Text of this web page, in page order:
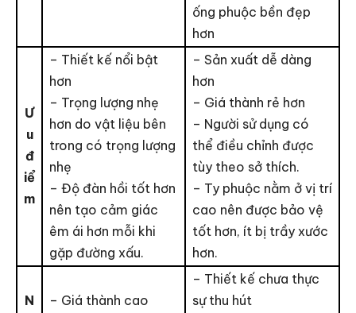
ống phuộc bền đẹp
hơn
Ư
u
đ
iể
m
– Thiết kế nổi bật
hơn
– Trọng lượng nhẹ
hơn do vật liệu bên
trong có trọng lượng
nhẹ
– Độ đàn hồi tốt hơn
nên tạo cảm giác
êm ái hơn mỗi khi
gặp đường xấu.
– Sản xuất dễ dàng
hơn
– Giá thành rẻ hơn
– Người sử dụng có
thể điều chỉnh được
tùy theo sở thích.
– Ty phuộc nằm ở vị trí
cao nên được bảo vệ
tốt hơn, ít bị trầy xước
hơn.
N
– Giá thành cao
– Thiết kế chưa thực
sự thu hút